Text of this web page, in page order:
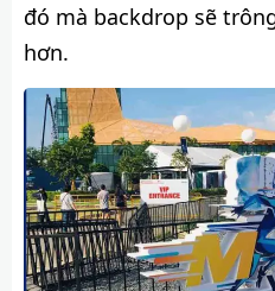
đó mà backdrop sẽ
hơn.